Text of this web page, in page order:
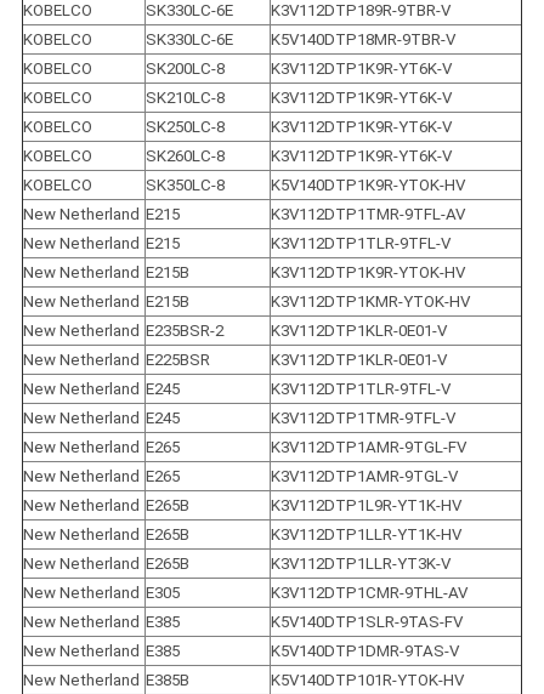
KOBELCO
SK330LC-6E
K3V112DTP189R-9TBR-V
KOBELCO
SK330LC-6E
K5V140DTP18MR-9TBR-V
KOBELCO
SK200LC-8
K3V112DTP1K9R-YT6K-V
KOBELCO
SK210LC-8
K3V112DTP1K9R-YT6K-V
KOBELCO
SK250LC-8
K3V112DTP1K9R-YT6K-V
KOBELCO
SK260LC-8
K3V112DTP1K9R-YT6K-V
KOBELCO
SK350LC-8
K5V140DTP1K9R-YTOK-HV
New Netherland E215
K3V112DTP1TMR-9TFL-AV
New Netherland E215
K3V112DTP1TLR-9TFL-V
New Netherland E215B
K3V112DTP1K9R-YTOK-HV
New Netherland E215B
K3V112DTP1KMR-YTOK-HV
New Netherland E235BSR-2
K3V112DTP1KLR-0E01-V
New Netherland E225BSR
K3V112DTP1KLR-0E01-V
New Netherland E245
K3V112DTP1TLR-9TFL-V
New Netherland E245
K3V112DTP1TMR-9TFL-V
New Netherland E265
K3V112DTP1AMR-9TGL-FV
New Netherland E265
K3V112DTP1AMR-9TGL-V
New Netherland E265B
K3V112DTP1L9R-YT1K-HV
New Netherland E265B
K3V112DTP1LLR-YT1K-HV
New Netherland E265B
K3V112DTP1LLR-YT3K-V
New Netherland E305
K3V112DTP1CMR-9THL-AV
New Netherland E385
K5V140DTP1SLR-9TAS-FV
New Netherland E385
K5V140DTP1DMR-9TAS-V
New Netherland E385B
K5V140DTP101R-YTOK-HV